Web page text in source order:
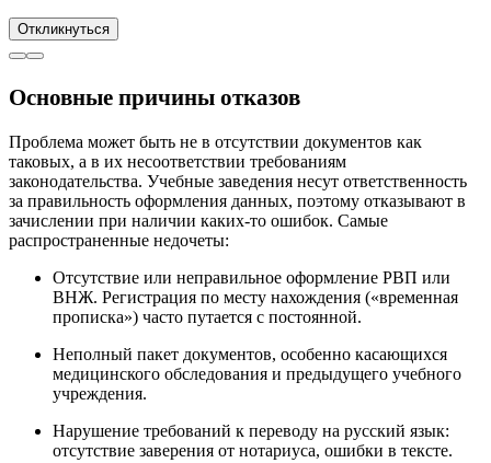
Откликнуться
Основные причины отказов
Проблема может быть не в отсутствии документов как
таковых, а в их несоответствии требованиям
законодательства. Учебные заведения несут ответственность
за правильность оформления данных, поэтому отказывают в
зачислении при наличии каких-то ошибок. Самые
распространенные недочеты:
Отсутствие или неправильное оформление РВП или
ВНЖ. Регистрация по месту нахождения («временная
прописка») часто путается с постоянной.
Неполный пакет документов, особенно касающихся
медицинского обследования и предыдущего учебного
учреждения.
Нарушение требований к переводу на русский язык:
отсутствие заверения от нотариуса, ошибки в тексте.